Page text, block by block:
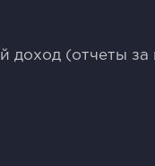
дохoд (отчеты зa